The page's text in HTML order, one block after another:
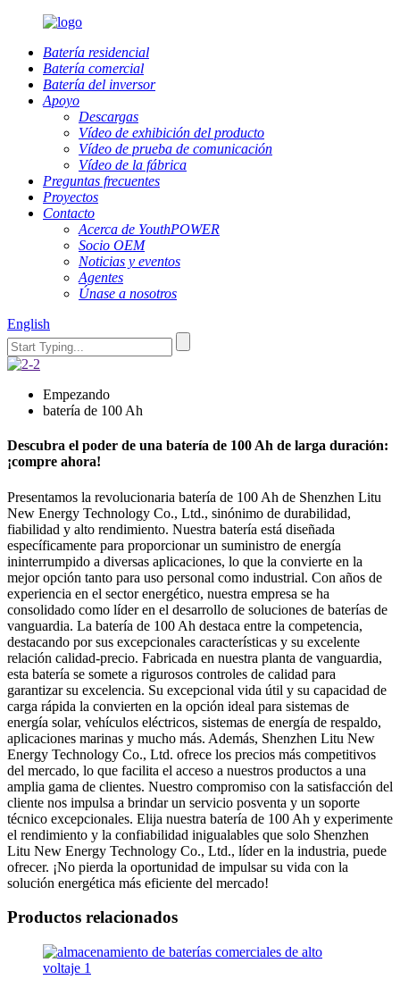
Batería residencial
Batería comercial
Batería del inversor
Apoyo
Descargas
Vídeo de exhibición del producto
Vídeo de prueba de comunicación
Vídeo de la fábrica
Preguntas frecuentes
Proyectos
Contacto
Acerca de YouthPOWER
Socio OEM
Noticias y eventos
Agentes
Únase a nosotros
English
Empezando
batería de 100 Ah
Descubra el poder de una batería de 100 Ah de larga duración:
¡compre ahora!
Presentamos la revolucionaria batería de 100 Ah de Shenzhen Litu
New Energy Technology Co., Ltd., sinónimo de durabilidad,
fiabilidad y alto rendimiento. Nuestra batería está diseñada
específicamente para proporcionar un suministro de energía
ininterrumpido a diversas aplicaciones, lo que la convierte en la
mejor opción tanto para uso personal como industrial. Con años de
experiencia en el sector energético, nuestra empresa se ha
consolidado como líder en el desarrollo de soluciones de baterías de
vanguardia. La batería de 100 Ah destaca entre la competencia,
destacando por sus excepcionales características y su excelente
relación calidad-precio. Fabricada en nuestra planta de vanguardia,
esta batería se somete a rigurosos controles de calidad para
garantizar su excelencia. Su excepcional vida útil y su capacidad de
carga rápida la convierten en la opción ideal para sistemas de
energía solar, vehículos eléctricos, sistemas de energía de respaldo,
aplicaciones marinas y mucho más. Además, Shenzhen Litu New
Energy Technology Co., Ltd. ofrece los precios más competitivos
del mercado, lo que facilita el acceso a nuestros productos a una
amplia gama de clientes. Nuestro compromiso con la satisfacción del
cliente nos impulsa a brindar un servicio posventa y un soporte
técnico excepcionales. Elija nuestra batería de 100 Ah y experimente
el rendimiento y la confiabilidad inigualables que solo Shenzhen
Litu New Energy Technology Co., Ltd., líder en la industria, puede
ofrecer. ¡No pierda la oportunidad de impulsar su vida con la
solución energética más eficiente del mercado!
Productos relacionados